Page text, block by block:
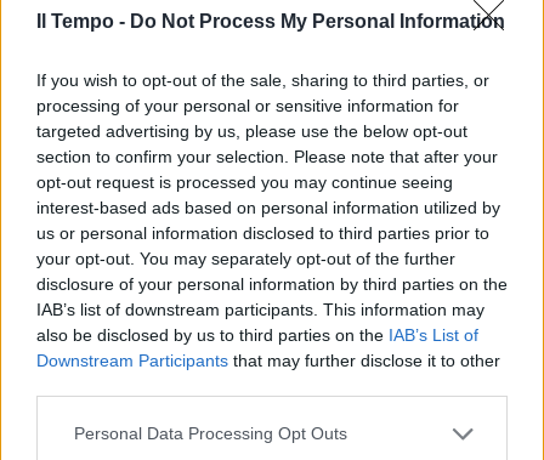
Il Tempo - Do Not Process My Personal Information
If you wish to opt-out of the sale, sharing to third parties, or
processing of your personal or sensitive information for
targeted advertising by us, please use the below opt-out
section to confirm your selection. Please note that after your
opt-out request is processed you may continue seeing
interest-based ads based on personal information utilized by
us or personal information disclosed to third parties prior to
your opt-out. You may separately opt-out of the further
disclosure of your personal information by third parties on the
IAB’s list of downstream participants. This information may
also be disclosed by us to third parties on the IAB’s List of
Downstream Participants that may further disclose it to other
Personal Data Processing Opt Outs
In evidenza